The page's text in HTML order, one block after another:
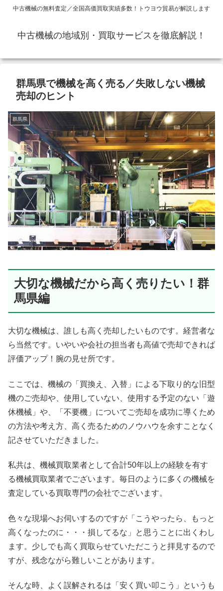
中古機械の無料査定／全国高価買取実績多数！トウヨウ貿易が解説します
中古機械の地域別・買取サービスを徹底解説！
群馬県で機械を高く売る／失敗しない機械
売却のヒント
群馬県
大切な機械だから高く売りたい！群
馬県編
大切な機械は、誰しも高く売却したいものです。経営者な
ら当然です。いやいや会社の担当者も高値で売却できれば
評価アップ！腕の見せ所です。
ここでは、機械の「買換え、入替」による下取り的な旧型
機のご売却や、使用していない、使用する予定のない「遊
休機械」や、「不要機」についてご売却を成功に導くため
の方法や考え方、高く売るためのノウハウを余すことなく
記させていただきました。
私共は、機械買取業者として合計50年以上の経験を有す
る機械買取業者でございます。毎日のように多くの機械を
査定している買取専門の会社でございます。
色々な現場へお伺いするのですが「こうやったら、もっと
高くなったのに・・・損してるな」と思うことに出くわし
ます。少しでも高く買取らせていただこうと拝見するので
すが、残念ながら難しいことがあります。
そんな時、よく誤解されるは「安く買い叩こう」というも